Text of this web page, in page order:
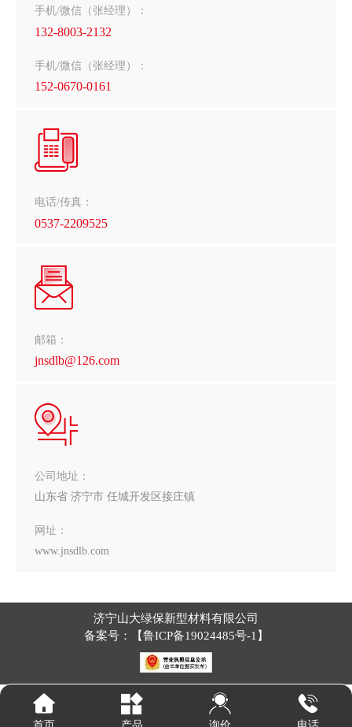
手机/微信（张经理）：
132-8003-2132
手机/微信（张经理）：
152-0670-0161
电话/传真：
0537-2209525
邮箱：
jnsdlb@126.com
公司地址：
山东省 济宁市 任城开发区接庄镇
网址：
www.jnsdlb.com
济宁山大绿保新型材料有限公司
备案号：【鲁ICP备19024485号-1 】